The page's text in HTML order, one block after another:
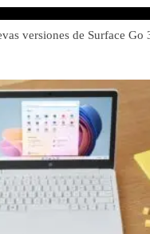
versiones de Surface Go